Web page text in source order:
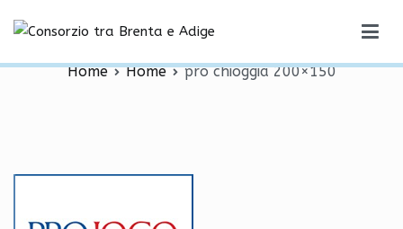
contenuto
pro chioggia 200×150
Home Home pro chioggia 200×150